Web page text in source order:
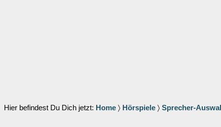
Hier befindest Du Dich jetzt: Home 〉 Hörspiele 〉 Sprecher-